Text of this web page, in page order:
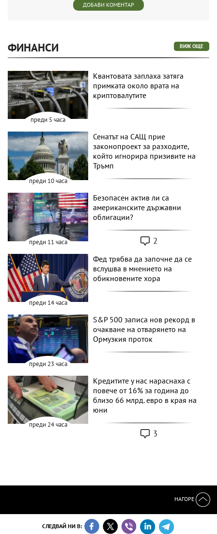
ДОБАВИ КОМЕНТАР
ФИНАНСИ ВИЖ ОЩЕ
преди 5 часа
Квантовата заплаха затяга
примката около врата на
криптовалутите
преди 10 часа
Сенатът на САЩ прие
законопроект за разходите,
който игнорира призивите на
Тръмп
преди 11 часа
Безопасен актив ли са
американските държавни
облигации?
2
преди 14 часа
Фед трябва да започне да се
вслушва в мнението на
обикновените хора
преди 23 часа
S&P 500 записа нов рекорд в
очакване на отварянето на
Ормузкия проток
преди 24 часа
Кредитите у нас нараснаха с
повече от 16% за година до
близо 66 млрд. евро в края на
юни
3
НАГОРЕ
СЛЕДВАЙ НИ В: